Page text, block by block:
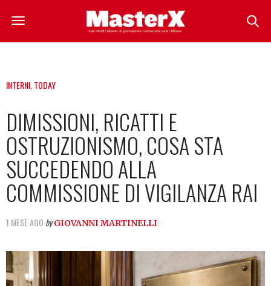
INTERNI,TODAY
DIMISSIONI, RICATTI E
OSTRUZIONISMO, COSA STA
SUCCEDENDO ALLA
COMMISSIONE DI VIGILANZA RAI
1 MESE AGO by GIOVANNI MARTINELLI